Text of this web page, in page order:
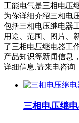
工能电气是三相电压
为你详细介绍三相电
包括三相电压继电器
用途、范围、图片、
了三相电压继电器工
产品知识等新闻信息
详细信息,请来电咨询
三相电压继